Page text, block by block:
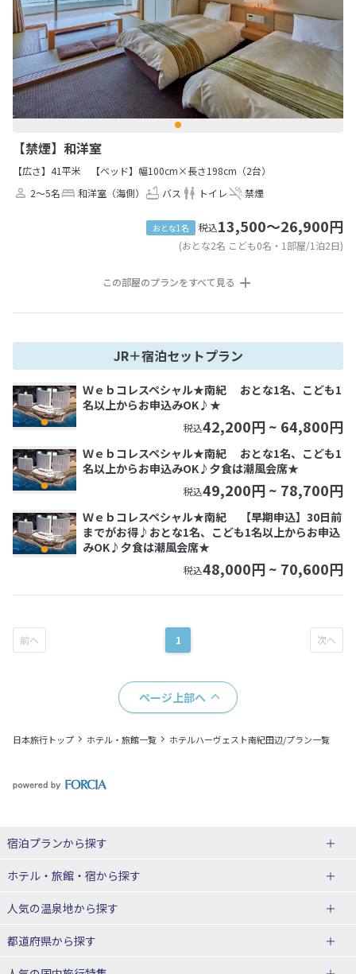
【禁煙】和洋室
【広さ】41平米
【ベッド】幅100cm×長さ198cm（2台）
2～5名
和洋室（海側） バス トイレ 禁煙
おとな1名 税込13,500～26,900円
(おとな2名 こども0名・1部屋/1泊2日)
この部屋のプランをすべて見る
JR＋宿泊セットプラン
Ｗｅｂコレスペシャル★南紀 おとな1名、こども1
名以上からお申込みOK♪★
税込42,200円 ~ 64,800円
Ｗｅｂコレスペシャル★南紀 おとな1名、こども1
名以上からお申込みOK♪夕食は潮風会席★
税込49,200円 ~ 78,700円
Ｗｅｂコレスペシャル★南紀 【早期申込】30日前
までがお得♪おとな1名、こども1名以上からお申込
みOK♪夕食は潮風会席★
税込48,000円 ~ 70,600円
1
ページ上部へ
日本旅行トップ ホテル・旅館一覧 ホテルハーヴェスト南紀田辺/プラン一覧
宿泊プランから探す
北海道
東北
青森県
宮城県
ホテル・旅館・宿から探す
北海道ホテル・旅館
人気の温泉地から探す
北海道
都道府県から探す